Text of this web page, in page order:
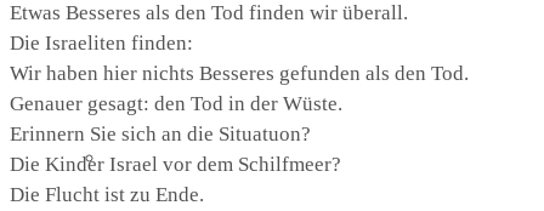
Lutherhaus
Etwas Besseres als den Tod finden wir überall.
Die Israeliten finden:
Wir haben hier nichts Besseres gefunden als den Tod.
Genauer gesagt: den Tod in der Wüste.
Erinnern Sie sich an die Situatuon?
Die Kinder Israel vor dem Schilfmeer?
Die Flucht ist zu Ende.